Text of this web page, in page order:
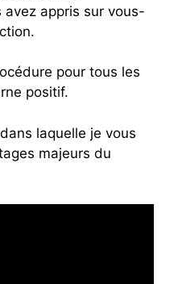
appris sur vous-
pour tous les
positif.
laquelle je vous
majeurs du